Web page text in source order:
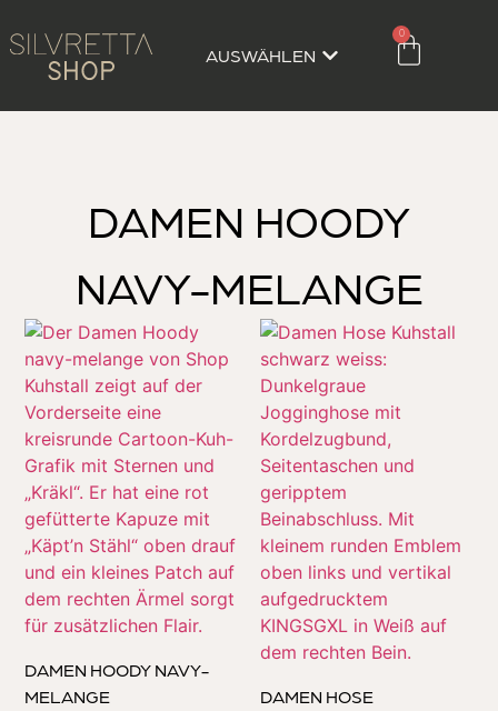
AUSWÄHLEN
0
DAMEN HOODY
NAVY-MELANGE
DAMEN HOODY NAVY-
MELANGE
DAMEN HOSE